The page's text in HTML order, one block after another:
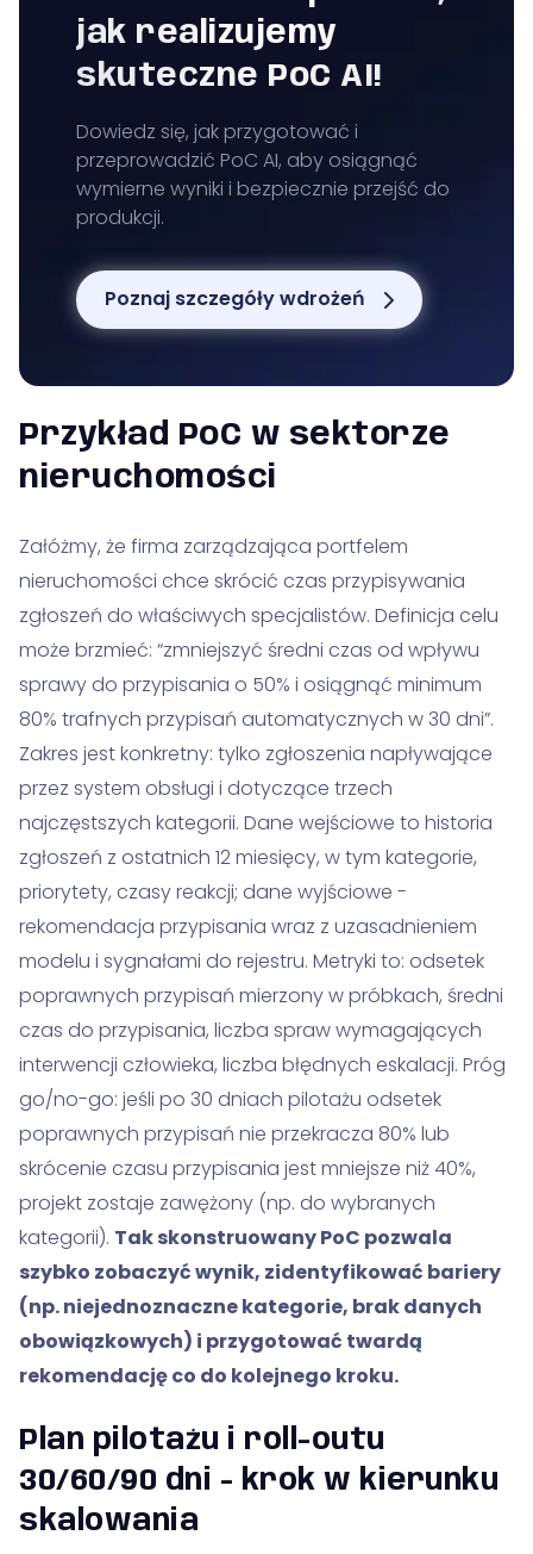
jak realizujemy
skuteczne PoC AI!
Dowiedz się, jak przygotować i
przeprowadzić PoC AI, aby osiągnąć
wymierne wyniki i bezpiecznie przejść do
produkcji.
Poznaj szczegóły wdrożeń
Przykład PoC w sektorze
nieruchomości
Załóżmy, że firma zarządzająca portfelem
nieruchomości chce skrócić czas przypisywania
zgłoszeń do właściwych specjalistów. Definicja celu
może brzmieć: “zmniejszyć średni czas od wpływu
sprawy do przypisania o 50% i osiągnąć minimum
80% trafnych przypisań automatycznych w 30 dni”.
Zakres jest konkretny: tylko zgłoszenia napływające
przez system obsługi i dotyczące trzech
najczęstszych kategorii. Dane wejściowe to historia
zgłoszeń z ostatnich 12 miesięcy, w tym kategorie,
priorytety, czasy reakcji; dane wyjściowe -
rekomendacja przypisania wraz z uzasadnieniem
modelu i sygnałami do rejestru. Metryki to: odsetek
poprawnych przypisań mierzony w próbkach, średni
czas do przypisania, liczba spraw wymagających
interwencji człowieka, liczba błędnych eskalacji. Próg
go/no-go: jeśli po 30 dniach pilotażu odsetek
poprawnych przypisań nie przekracza 80% lub
skrócenie czasu przypisania jest mniejsze niż 40%,
projekt zostaje zawężony (np. do wybranych
kategorii). Tak skonstruowany PoC pozwala
szybko zobaczyć wynik, zidentyfikować bariery
(np. niejednoznaczne kategorie, brak danych
obowiązkowych) i przygotować twardą
rekomendację co do kolejnego kroku.
Plan pilotażu i roll-outu
30/60/90 dni - krok w kierunku
skalowania